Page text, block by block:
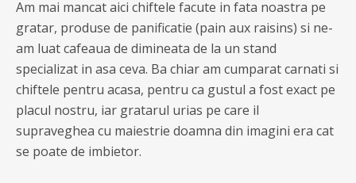
Am mai mancat aici chiftele facute in fata noastra pe
gratar, produse de panificatie (pain aux raisins) si ne-
am luat cafeaua de dimineata de la un stand
specializat in asa ceva. Ba chiar am cumparat carnati si
chiftele pentru acasa, pentru ca gustul a fost exact pe
placul nostru, iar gratarul urias pe care il
supraveghea cu maiestrie doamna din imagini era cat
se poate de imbietor.